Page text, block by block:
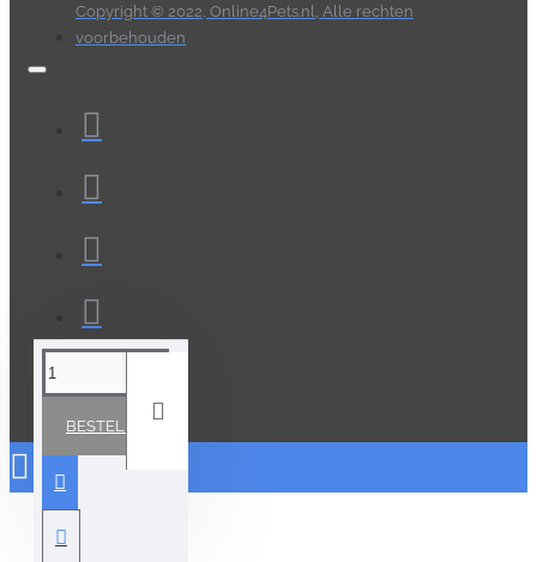
BESTELLEN
Copyright © 2022, Online4Pets.nl, Alle rechten
voorbehouden